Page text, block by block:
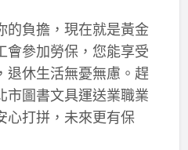
的負擔，現在就是黃金
會參加勞保，您能享受
退休生活無憂無慮。趕
市圖書文具運送業職業
心打拼，未來更有保